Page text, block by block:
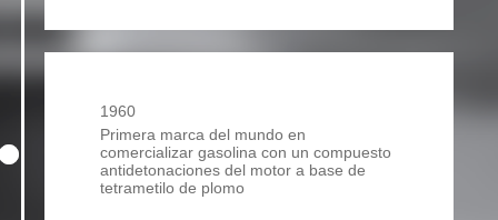
1960
Primera marca del mundo en
comercializar gasolina con un compuesto
antidetonaciones del motor a base de
tetrametilo de plomo